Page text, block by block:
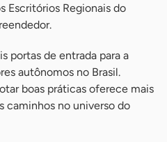
Escritórios Regionais do
portas de entrada para a
autônomos no Brasil.
boas práticas oferece mais
caminhos no universo do